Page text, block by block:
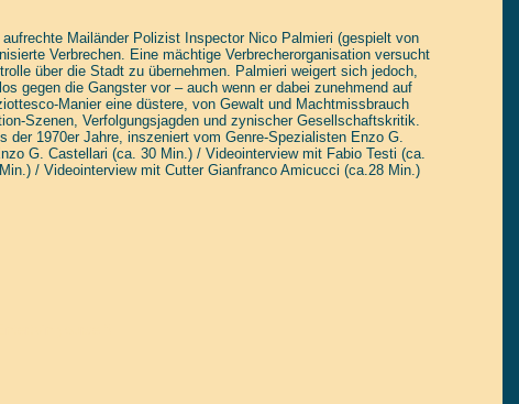
Mailänder Polizist Inspector Nico Palmieri (gespielt von
Verbrechen. Eine mächtige Verbrecherorganisation versucht
über die Stadt zu übernehmen. Palmieri weigert sich jedoch,
gegen die Gangster vor – auch wenn er dabei zunehmend auf
Manier eine düstere, von Gewalt und Machtmissbrauch
Szenen, Verfolgungsjagden und zynischer Gesellschaftskritik.
1970er Jahre, inszeniert vom Genre-Spezialisten Enzo G.
G. Castellari (ca. 30 Min.) / Videointerview mit Fabio Testi (ca.
/ Videointerview mit Cutter Gianfranco Amicucci (ca.28 Min.)